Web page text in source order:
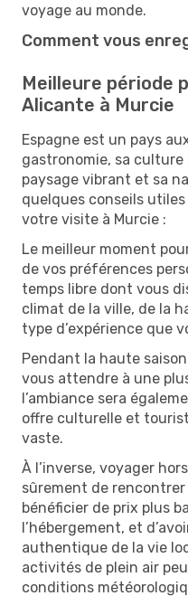
voyage au monde.
Comment vous
Meilleure période
Alicante à Murcie
Espagne est un pays
gastronomie, sa culture
paysage vibrant et sa
quelques conseils
votre visite à Murcie :
Le meilleur moment
de vos préférences
temps libre dont vous
climat de la ville, de la
type d’expérience que
Pendant la haute
vous attendre à une
l’ambiance sera
offre culturelle et
vaste.
À l’inverse, voyager
sûrement de
bénéficier de prix plus
l’hébergement, et
authentique de la vie
activités de plein air
conditions